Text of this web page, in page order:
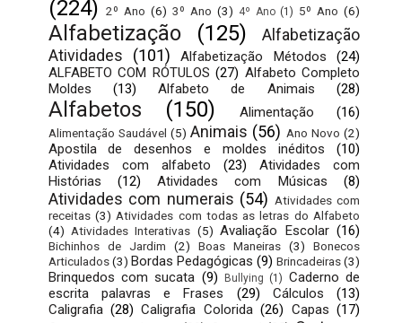
(224) 2º Ano (6) 3º Ano (3) 4º Ano (1) 5º Ano (6)
Alfabetização (125)
Alfabetização
Atividades
(101) Alfabetização Métodos
(24)
ALFABETO COM RÓTULOS (27) Alfabeto Completo
Moldes
(13) Alfabeto de Animais (28)
Alfabetos (150) Alimentação (16)
Alimentação Saudável (5) Animais (56) Ano Novo (2)
Apostila de desenhos e moldes inéditos
(10)
Atividades com alfabeto
(23)
Atividades com
Histórias
(12) Atividades com Músicas (8)
Atividades com numerais (54) Atividades com
receitas (3) Atividades com todas as letras do Alfabeto
(4) Atividades Interativas (5) Avaliação Escolar (16)
Bichinhos de Jardim (2) Boas Maneiras (3)
Bonecos
Articulados (3) Bordas Pedagógicas (9) Brincadeiras(3)
Brinquedos com sucata (9) Bullying (1) Caderno de
escrita palavras e Frases
(29) Cálculos
(13)
Caligrafia (28) Caligrafia Colorida (26) Capas (17)